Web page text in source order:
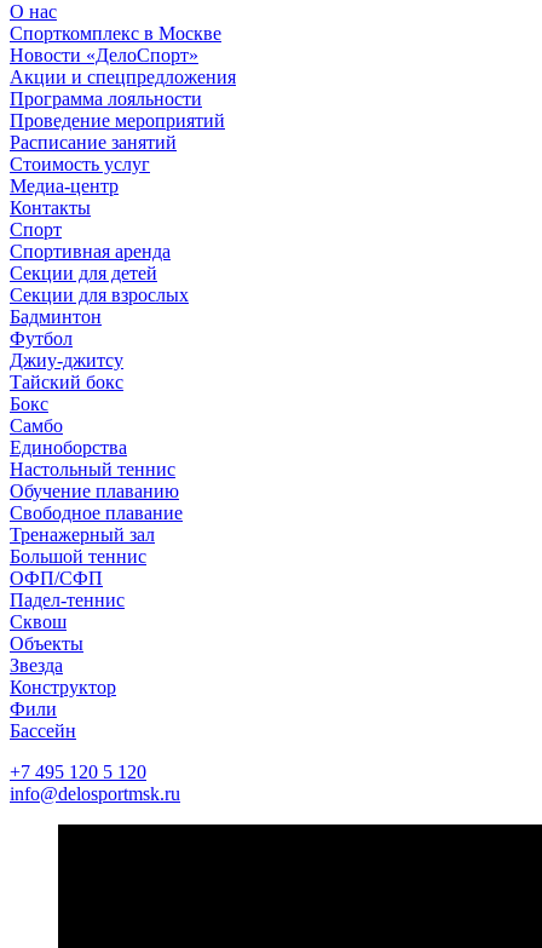
О нас
Спорткомплекс в Москве
Новости «ДелоСпорт»
Акции и спецпредложения
Программа лояльности
Проведение мероприятий
Расписание занятий
Стоимость услуг
Медиа-центр
Контакты
Спорт
Спортивная аренда
Секции для детей
Секции для взрослых
Бадминтон
Футбол
Джиу-джитсу
Тайский бокс
Бокс
Самбо
Единоборства
Настольный теннис
Обучение плаванию
Свободное плавание
Тренажерный зал
Большой теннис
ОФП/СФП
Падел-теннис
Сквош
Объекты
Звезда
Конструктор
Фили
Бассейн
+7 495 120 5 120
info@delosportmsk.ru